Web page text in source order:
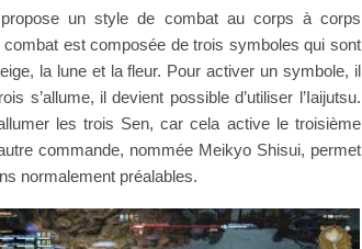
un style de combat au corps à corps
est composée de trois symboles qui sont
la lune et la fleur. Pour activer un symbole, il
s’allume, il devient possible d’utiliser l’Iaijutsu.
les trois Sen, car cela active le troisième
commande, nommée Meikyo Shisui, permet
normalement préalables.